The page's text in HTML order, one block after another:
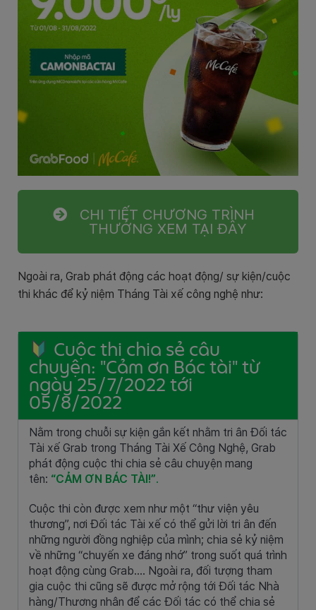
CHI TIẾT CHƯƠNG TRÌNH
THƯỞNG XEM TẠI ĐÂY
Ngoài ra, Grab phát động các hoạt động/ sự kiện/cuộc
thi khác để kỷ niệm Tháng Tài xế công nghệ như:
Cuộc thi chia sẻ câu
chuyện: "Cảm ơn Bác tài" từ
ngày 25/7/2022 tới
05/8/2022
Nằm trong chuỗi sự kiện gắn kết nhằm tri ân Đối tác
Tài xế Grab trong Tháng Tài Xế Công Nghệ, Grab
phát động cuộc thi chia sẻ câu chuyện mang
tên: “CẢM ƠN BÁC TÀI!”.
Cuộc thi còn được xem như một “thư viện yêu
thương”, nơi Đối tác Tài xế có thể gửi lời tri ân đến
những người đồng nghiệp của mình; chia sẻ kỷ niệm
về những “chuyến xe đáng nhớ” trong suốt quá trình
hoạt động cùng Grab…. Ngoài ra, đối tượng tham
gia cuộc thi cũng sẽ được mở rộng tới Đối tác Nhà
hàng/Thương nhân để các Đối tác có thể chia sẻ